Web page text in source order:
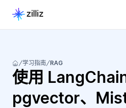
学习指南 RAG
使用 LangChain
pgvector、